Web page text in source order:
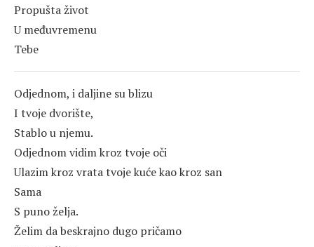
Propušta život
U međuvremenu
Tebe
Odjednom, i daljine su blizu
I tvoje dvorište,
Stablo u njemu.
Odjednom vidim kroz tvoje oči
Ulazim kroz vrata tvoje kuće kao kroz san
Sama
S puno želja.
Želim da beskrajno dugo pričamo